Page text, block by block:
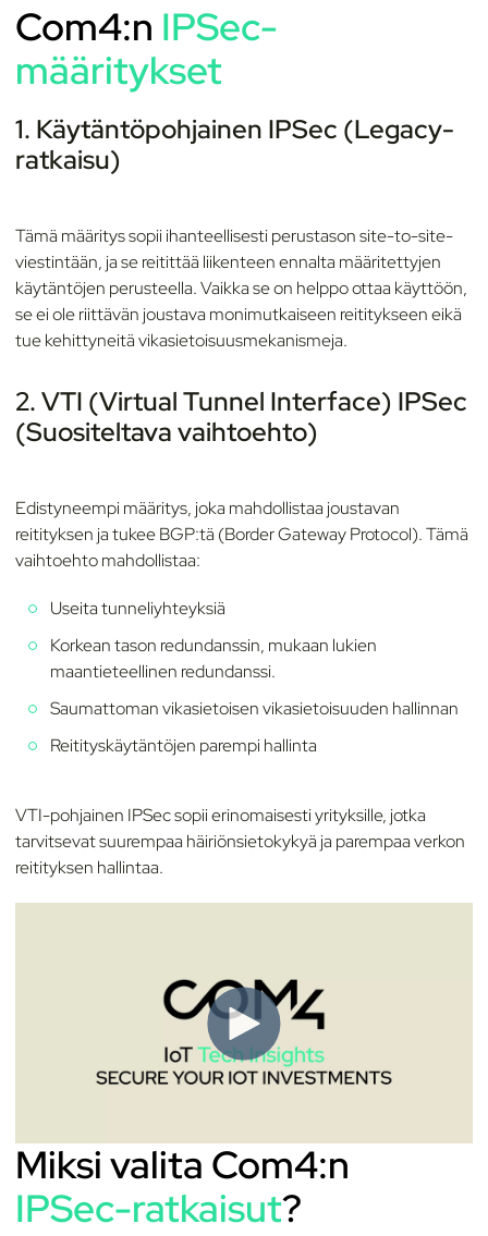
Com4:n IPSec-
määritykset
1. Käytäntöpohjainen IPSec (Legacy-
ratkaisu)
Tämä määritys sopii ihanteellisesti perustason site-to-site-
viestintään, ja se reitittää liikenteen ennalta määritettyjen
käytäntöjen perusteella. Vaikka se on helppo ottaa käyttöön,
se ei ole riittävän joustava monimutkaiseen reititykseen eikä
tue kehittyneitä vikasietoisuusmekanismeja.
2. VTI (Virtual Tunnel Interface) IPSec
(Suositeltava vaihtoehto)
Edistyneempi määritys, joka mahdollistaa joustavan
reitityksen ja tukee BGP:tä (Border Gateway Protocol). Tämä
vaihtoehto mahdollistaa:
Useita tunneliyhteyksiä
Korkean tason redundanssin, mukaan lukien
maantieteellinen redundanssi.
Saumattoman vikasietoisen vikasietoisuuden hallinnan
Reitityskäytäntöjen parempi hallinta
VTI-pohjainen IPSec sopii erinomaisesti yrityksille, jotka
tarvitsevat suurempaa häiriönsietokykyä ja parempaa verkon
reitityksen hallintaa.
Miksi valita Com4:n
IPSec-ratkaisut?